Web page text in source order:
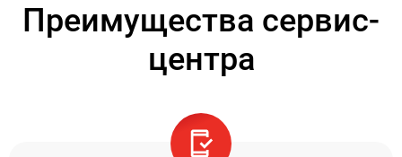
Преимущества сервис-
центра